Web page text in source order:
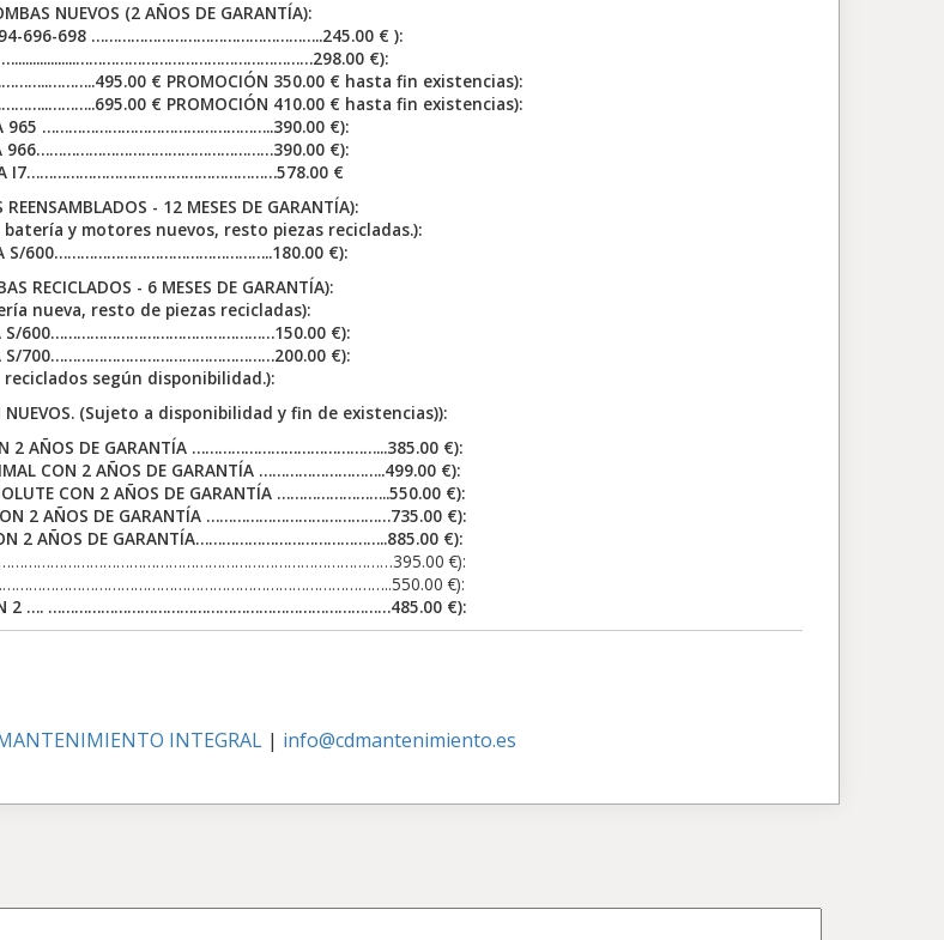
NUEVOS (2 AÑOS DE GARANTÍA):
696-698 ……………………………………………..245.00 € ):
….................………………………………………………298.00 €):
€ PROMOCIÓN 350.00 € hasta fin existencias):
€ PROMOCIÓN 410.00 € hasta fin existencias):
965 ……………………………………………..390.00 €):
966………………………………………………390.00 €):
I7…………………………………………………578.00 €
REENSAMBLADOS - 12 MESES DE GARANTÍA):
y motores nuevos, resto piezas recicladas.):
S/600…………………………………………..180.00 €):
RECICLADOS - 6 MESES DE GARANTÍA):
nueva, resto de piezas recicladas):
S/600……………………………………………150.00 €):
S/700……………………………………………200.00 €):
reciclados según disponibilidad.):
NUEVOS. (Sujeto a disponibilidad y fin de existencias)):
2 AÑOS DE GARANTÍA ……………………………………...385.00 €):
CON 2 AÑOS DE GARANTÍA ………………………..499.00 €):
CON 2 AÑOS DE GARANTÍA ……………………..550.00 €):
CON 2 AÑOS DE GARANTÍA ……………………………………735.00 €):
2 AÑOS DE GARANTÍA……………………………………..885.00 €):
€):
€):
2 …. ……………………………………………………………………485.00 €):
INTEGRAL | info@cdmantenimiento.es